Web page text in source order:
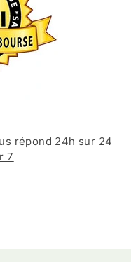
répond 24h sur 24
7